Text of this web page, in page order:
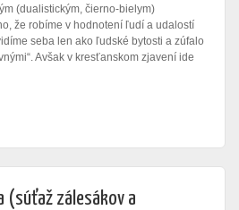
(dualistickým, čierno-bielym)
že robíme v hodnotení ľudí a udalostí
seba len ako ľudské bytosti a zúfalo
Avšak v kresťanskom zjavení ide
(súťaž zálesákov a